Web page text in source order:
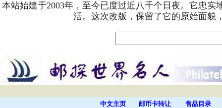
本站始建于2003年，至今已度过近八千个日夜。它忠
活。这次改版，保留了它的原始面貌
中文主页 邮币卡转让 售品目录